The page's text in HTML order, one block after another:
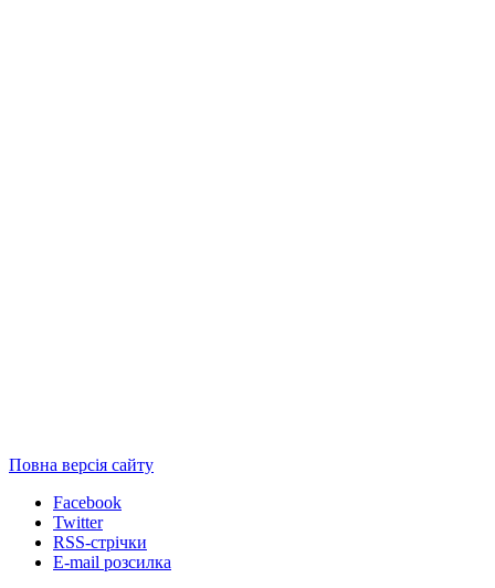
Повна версія сайту
Facebook
Twitter
RSS-стрічки
E-mail розсилка